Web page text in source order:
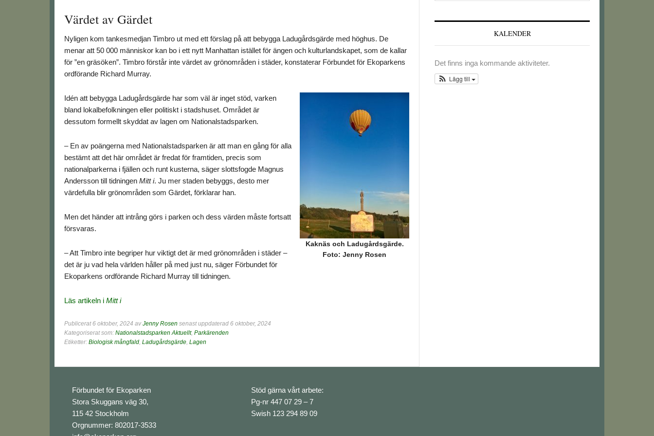
Värdet av Gärdet
Nyligen kom tankesmedjan Timbro ut med ett förslag på att bebygga Ladugårdsgärde med höghus. De
menar att 50 000 människor kan bo i ett nytt Manhattan istället för ängen och kulturlandskapet, som de kallar
för ”en gräsöken”. Timbro förstår inte värdet av grönområden i städer, konstaterar Förbundet för Ekoparkens
ordförande Richard Murray.
Kaknäs och Ladugårdsgärde.
Foto: Jenny Rosen
Idén att bebygga Ladugårdsgärde har som väl är inget stöd, varken
bland lokalbefolkningen eller politiskt i stadshuset. Området är
dessutom formellt skyddat av lagen om Nationalstadsparken.
– En av poängerna med Nationalstadsparken är att man en gång för alla
bestämt att det här området är fredat för framtiden, precis som
nationalparkerna i fjällen och runt kusterna, säger slottsfogde Magnus
Andersson till tidningen Mitt i. Ju mer staden bebyggs, desto mer
värdefulla blir grönområden som Gärdet, förklarar han.
Men det händer att intrång görs i parken och dess värden måste fortsatt
försvaras.
– Att Timbro inte begriper hur viktigt det är med grönområden i städer –
det är ju vad hela världen håller på med just nu, säger Förbundet för
Ekoparkens ordförande Richard Murray till tidningen.
Läs artikeln i Mitt i
Publicerat6 oktober, 2024 avJenny Rosen senast uppdaterad 6 oktober, 2024
Kategoriserat som: Nationalstadsparken Aktuellt, Parkärenden
Etiketter: Biologisk mångfald, Ladugårdsgärde, Lagen
webbplatsen
KALENDER
Det finns inga kommande aktiviteter.
Lägg till
Footer
Förbundet för Ekoparken
Stora Skuggans väg 30,
115 42 Stockholm
Orgnummer: 802017-3533
Stöd gärna vårt arbete:
Pg-nr 447 07 29 – 7
Swish 123 294 89 09